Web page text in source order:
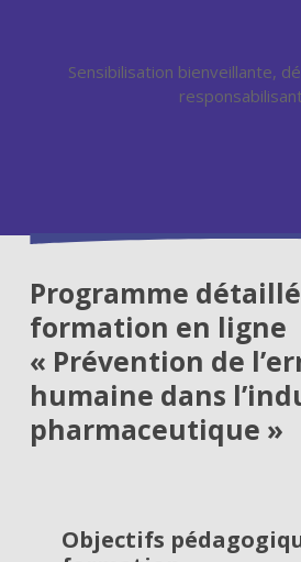
Sensibilisation bienveillante,
Programme
formation en ligne
« Prévention de
humaine dans
pharmaceutique »
Objectifs